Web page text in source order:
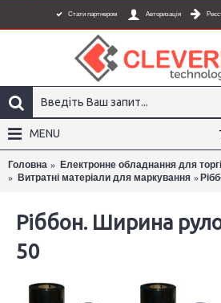
Стати партнером Авторизація
MENU
Головна
Електронне обладнання для
Витратні матеріали для маркування
Ріббон. Ширина
50